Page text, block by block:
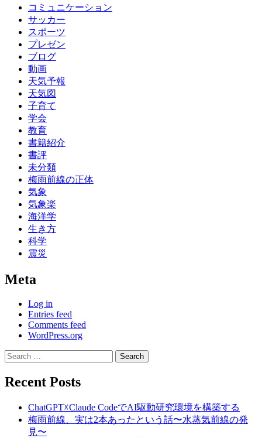
コミュニケーション
サッカー
スポーツ
プレゼン
ブログ
動画
天気予報
天気図
子育て
学会
教育
書籍紹介
書評
未分類
梅雨前線の正体
気象
気象楽
海洋学
生き方
科学
震災
Meta
Log in
Entries feed
Comments feed
WordPress.org
Search
for:
Recent Posts
ChatGPT☓Claude CodeでAI駆動研究環境を構築する
梅雨前線、実は2本あったという話〜水蒸気前線の発
見〜